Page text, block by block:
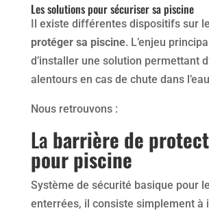
Les solutions pour sécuriser sa piscine
Il existe différentes dispositifs sur
protéger sa piscine. L’enjeu
d’installer une solution permettant
alentours en cas de chute dans
Nous retrouvons :
La barrière de
pour piscine
Système de sécurité basique pour
enterrées, il consiste simplement à